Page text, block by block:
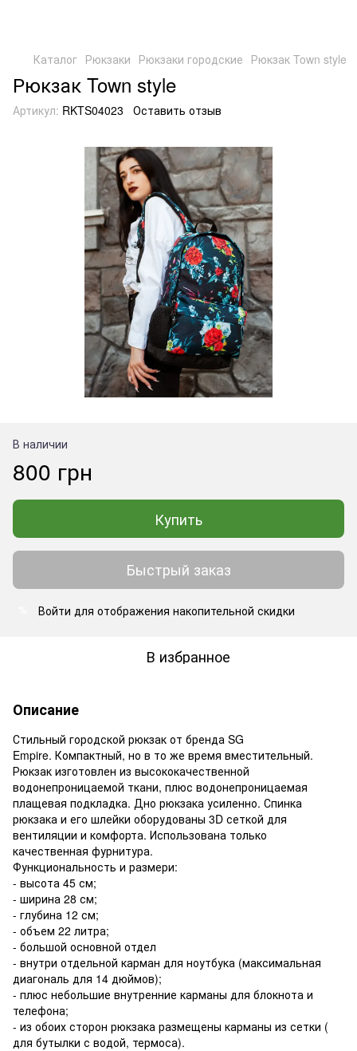
Каталог Рюкзаки Рюкзаки городские Рюкзак Town style
Рюкзак Town style
Артикул: RKTS04023 Оставить отзыв
В наличии
800 грн
Купить
Быстрый заказ
Войти для отображения накопительной скидки
В избранное
Описание
Стильный городской рюкзак от бренда SG
Empire. Компактный, но в то же время вместительный.
Рюкзак изготовлен из высококачественной
водонепроницаемой ткани, плюс водонепроницаемая
плащевая подкладка. Дно рюкзака усиленно. Спинка
рюкзака и его шлейки оборудованы 3D сеткой для
вентиляции и комфорта. Использована только
качественная фурнитура.
Функциональность и размери:
- высота 45 см;
- ширина 28 см;
- глубина 12 см;
- объем 22 литра;
- большой основной отдел
- внутри отдельной карман для ноутбука (максимальная
диагональ для 14 дюймов);
- плюс небольшие внутренние карманы для блокнота и
телефона;
- из обоих сторон рюкзака размещены карманы из сетки (
для бутылки с водой, термоса).